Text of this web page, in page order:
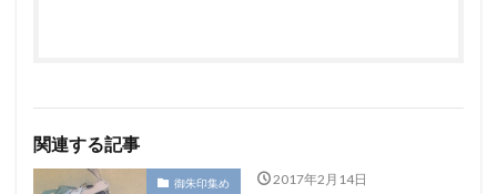
関連する記事
御朱印集め 2017年2月14日